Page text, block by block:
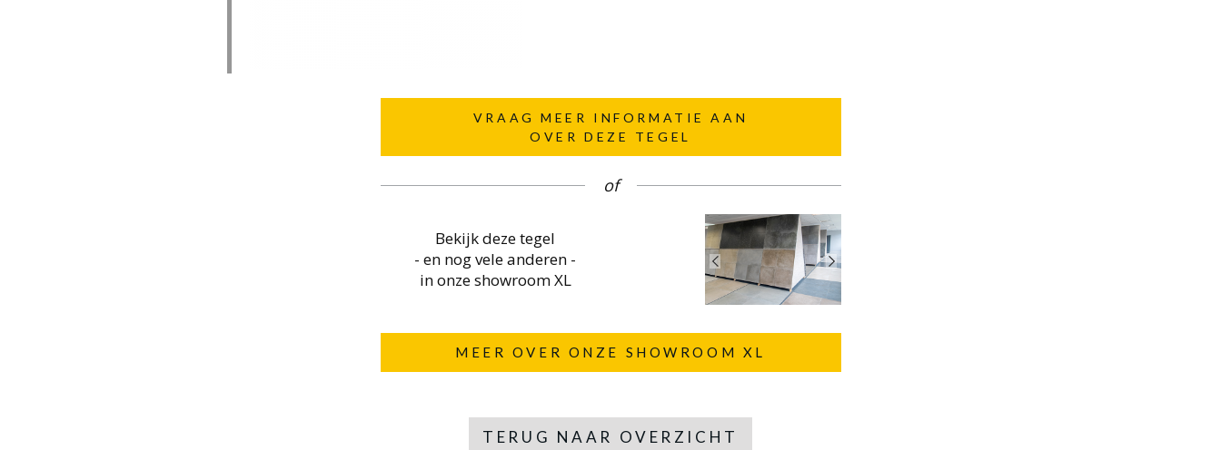
VRAAG MEER INFORMATIE AAN
OVER DEZE TEGEL
of
Bekijk deze tegel
- en nog vele anderen -
in onze showroom XL
MEER OVER ONZE SHOWROOM XL
TERUG NAAR OVERZICHT